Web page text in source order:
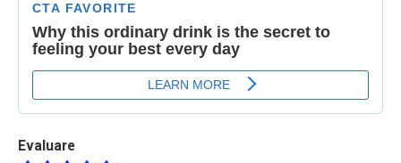
Evaluare